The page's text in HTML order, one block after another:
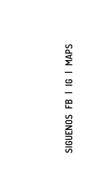
SIGUENOS
FB
|
IG
|
MAPS